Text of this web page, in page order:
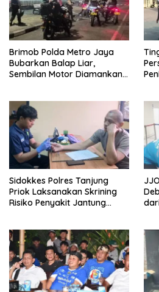
Brimob Polda Metro Jaya
Bubarkan Balap Liar,
Sembilan Motor Diamankan
Sidokkes Polres Tanjung
Priok Laksanakan Skrining
Risiko Penyakit Jantung